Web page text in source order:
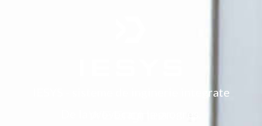
IESYS - sisteme de inginerie integrate